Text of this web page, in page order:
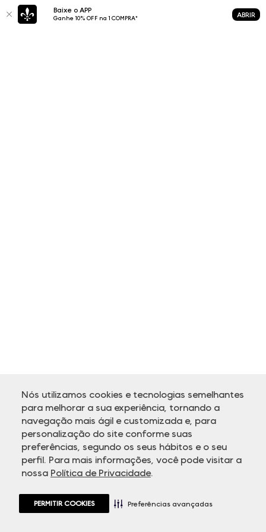
Baixe o APP
Ganhe 10% OFF na 1 COMPRA* ABRIR
Nós utilizamos cookies e tecnologias semelhantes
para melhorar a sua experiência, tornando a
navegação mais ágil e customizada e, para
personalização do site conforme suas
preferências, segundo os seus hábitos e o seu
perfil. Para mais informações, você pode visitar a
nossa Política de Privacidade.
PERMITIR COOKIES Preferências avançadas